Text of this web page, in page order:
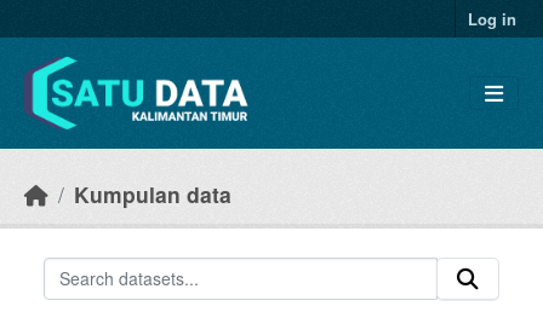
Log in
Kumpulan data